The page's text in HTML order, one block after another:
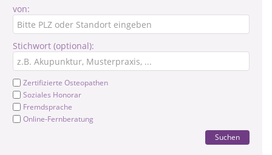
von:
Stichwort (optional):
Zertifizierte Osteopathen
Soziales Honorar
Fremdsprache
Online-Fernberatung
Suchen